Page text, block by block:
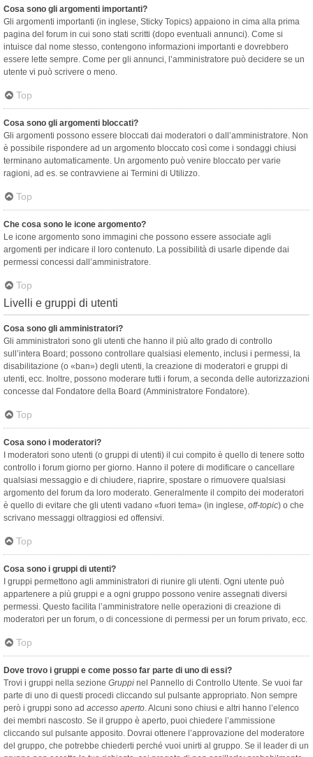
Cosa sono gli argomenti importanti?
Gli argomenti importanti (in inglese, Sticky Topics) appaiono in cima alla prima
pagina del forum in cui sono stati scritti (dopo eventuali annunci). Come si
intuisce dal nome stesso, contengono informazioni importanti e dovrebbero
essere lette sempre. Come per gli annunci, l’amministratore può decidere se un
utente vi può scrivere o meno.
Top
Cosa sono gli argomenti bloccati?
Gli argomenti possono essere bloccati dai moderatori o dall’amministratore. Non
è possibile rispondere ad un argomento bloccato così come i sondaggi chiusi
terminano automaticamente. Un argomento può venire bloccato per varie
ragioni, ad es. se contravviene ai Termini di Utilizzo.
Top
Che cosa sono le icone argomento?
Le icone argomento sono immagini che possono essere associate agli
argomenti per indicare il loro contenuto. La possibilità di usarle dipende dai
permessi concessi dall’amministratore.
Top
Livelli e gruppi di utenti
Cosa sono gli amministratori?
Gli amministratori sono gli utenti che hanno il più alto grado di controllo
sull’intera Board; possono controllare qualsiasi elemento, inclusi i permessi, la
disabilitazione (o «ban») degli utenti, la creazione di moderatori e gruppi di
utenti, ecc. Inoltre, possono moderare tutti i forum, a seconda delle autorizzazioni
concesse dal Fondatore della Board (Amministratore Fondatore).
Top
Cosa sono i moderatori?
I moderatori sono utenti (o gruppi di utenti) il cui compito è quello di tenere sotto
controllo i forum giorno per giorno. Hanno il potere di modificare o cancellare
qualsiasi messaggio e di chiudere, riaprire, spostare o rimuovere qualsiasi
argomento del forum da loro moderato. Generalmente il compito dei moderatori
è quello di evitare che gli utenti vadano «fuori tema» (in inglese, off-topic) o che
scrivano messaggi oltraggiosi ed offensivi.
Top
Cosa sono i gruppi di utenti?
I gruppi permettono agli amministratori di riunire gli utenti. Ogni utente può
appartenere a più gruppi e a ogni gruppo possono venire assegnati diversi
permessi. Questo facilita l’amministratore nelle operazioni di creazione di
moderatori per un forum, o di concessione di permessi per un forum privato, ecc.
Top
Dove trovo i gruppi e come posso far parte di uno di essi?
Trovi i gruppi nella sezione Gruppi nel Pannello di Controllo Utente. Se vuoi far
parte di uno di questi procedi cliccando sul pulsante appropriato. Non sempre
però i gruppi sono ad accesso aperto. Alcuni sono chiusi e altri hanno l’elenco
dei membri nascosto. Se il gruppo è aperto, puoi chiedere l’ammissione
cliccando sul pulsante apposito. Dovrai ottenere l’approvazione del moderatore
del gruppo, che potrebbe chiederti perché vuoi unirti al gruppo. Se il leader di un